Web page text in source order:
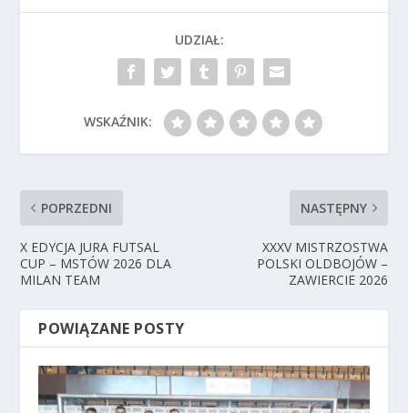
UDZIAŁ:
WSKAŹNIK:
POPRZEDNI
X EDYCJA JURA FUTSAL
CUP – MSTÓW 2026 DLA
MILAN TEAM
NASTĘPNY
XXXV MISTRZOSTWA
POLSKI OLDBOJÓW –
ZAWIERCIE 2026
POWIĄZANE POSTY